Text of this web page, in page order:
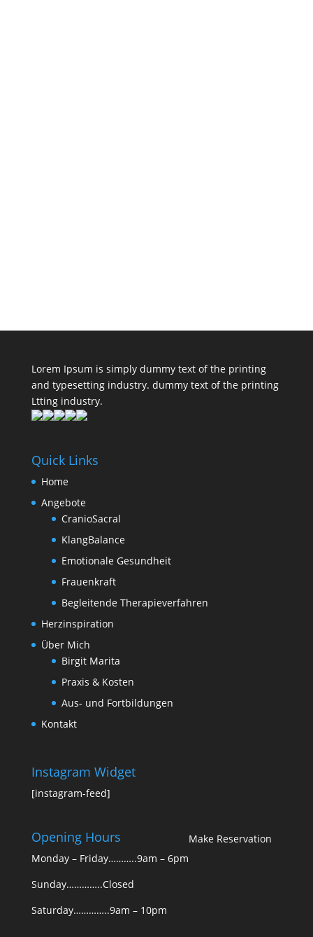
Lorem Ipsum is simply dummy text of the printing
and typesetting industry. dummy text of the printing
Ltting industry.
Quick Links
Home
Angebote
CranioSacral
KlangBalance
Emotionale Gesundheit
Frauenkraft
Begleitende Therapieverfahren
Herzinspiration
Über Mich
Birgit Marita
Praxis & Kosten
Aus- und Fortbildungen
Kontakt
Instagram Widget
[instagram-feed]
Opening Hours
Monday – Friday………..9am – 6pm
Sunday…………..Closed
Saturday…………..9am – 10pm
Make Reservation